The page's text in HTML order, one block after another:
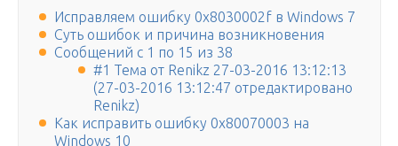
Исправляем ошибку 0x8030002f в Windows 7
Суть ошибок и причина возникновения
Сообщений с 1 по 15 из 38
#1 Тема от Renikz 27-03-2016 13:12:13
(27-03-2016 13:12:47 отредактировано
Renikz)
Как исправить ошибку 0x80070003 на
Windows 10